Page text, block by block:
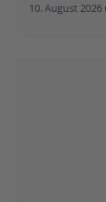
10. August 2026